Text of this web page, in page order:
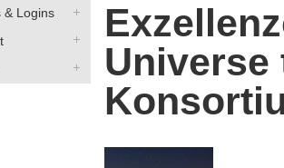
& Logins
Universe